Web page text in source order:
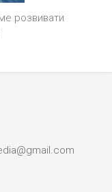
розвивати